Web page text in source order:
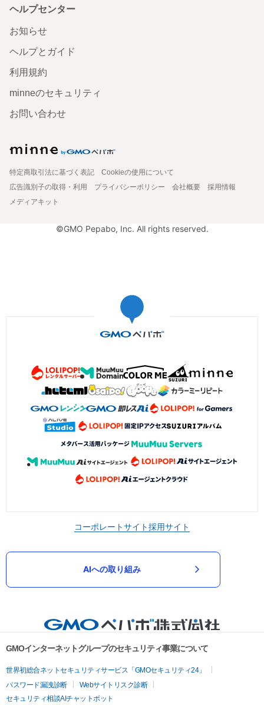
ヘルプセンター
お知らせ
ヘルプとガイド
利用規約
minneのセキュリティ
お問い合わせ
特定商取引法に基づく表記
Cookieの使用について
広告識別子の取得・利用
プライバシーポリシー 会社概要
採用情報
メディアキット
©GMO Pepabo, Inc. All rights reserved.
コーポレートサイト採用サイト
AIへの取り組み
GMOインターネットグループのセキュリティ事業について
世界初総合ネットセキュリティサービス「GMOセキュリティ24」
パスワード漏洩診断
Webサイトリスク診断
セキュリティ相談AIチャットボット